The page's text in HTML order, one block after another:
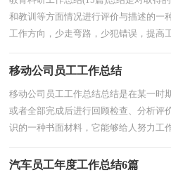
和教训等方面情况进行评价与描述的一
工作方向，少走弯路，少犯错误，提高
移动公司员工工作总结
移动公司员工工作总结总结是在某一时
或者全部完成后进行回顾检查、分析评
识的一种书面材料，它能够给人努力工
汽车员工年度工作总结6篇